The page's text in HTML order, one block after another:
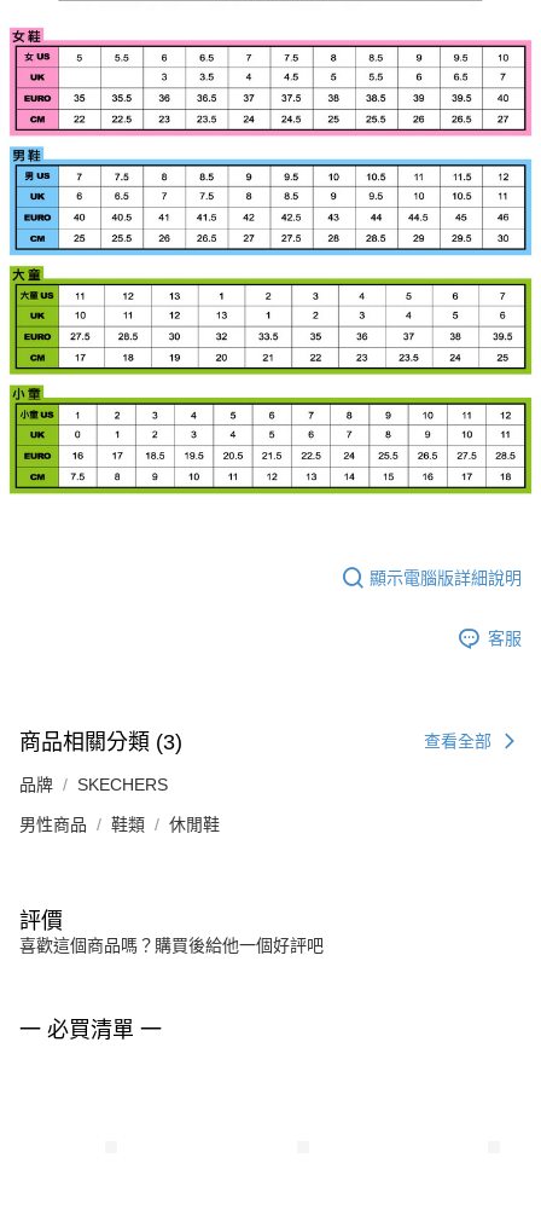
顯示電腦版詳細說明
客服
商品相關分類 (3) 查看全部
品牌 SKECHERS
男性商品 鞋類 休閒鞋
評價
喜歡這個商品嗎？購買後給他一個好評吧
一 必買清單 一